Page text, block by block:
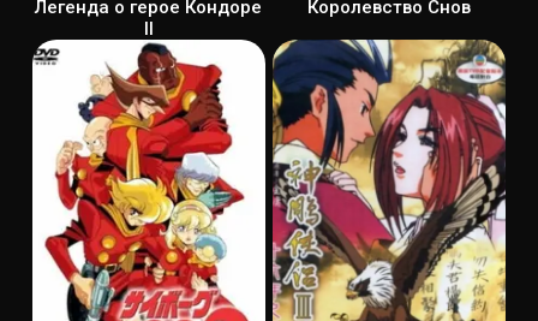
Легенда о герое Кондоре
II
Королевство Снов